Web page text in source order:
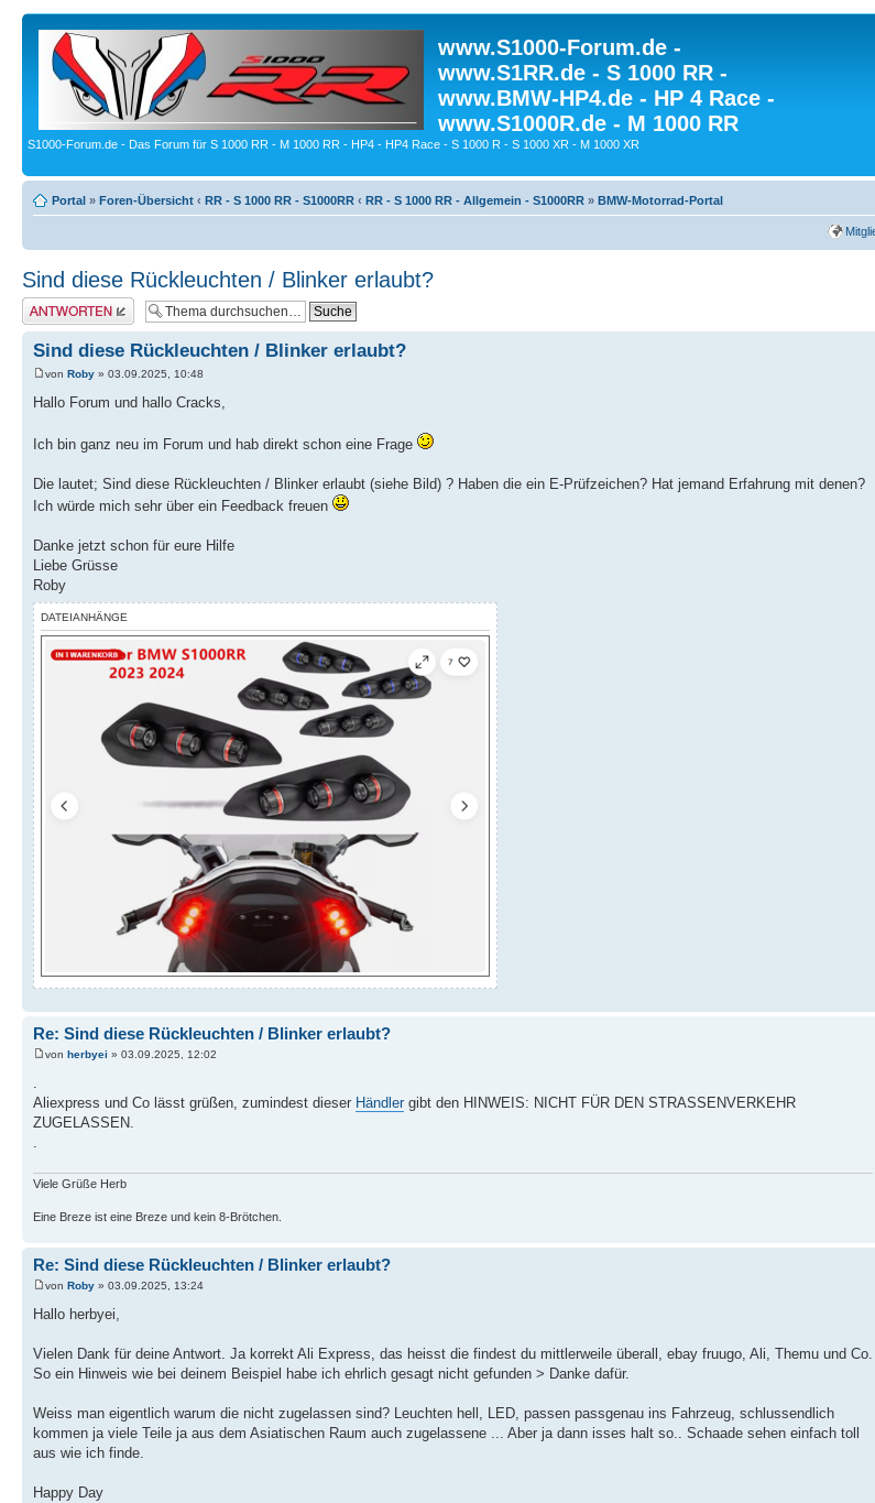
www.S1000-Forum.de -
www.S1RR.de - S 1000 RR -
www.BMW-HP4.de - HP 4 Race -
www.S1000R.de - M 1000 RR
S1000-Forum.de - Das Forum für S 1000 RR - M 1000 RR - HP4 - HP4 Race - S 1000 R - S 1000 XR - M 1000 XR
Portal » Foren-Übersicht ‹ RR - S 1000 RR - S1000RR ‹ RR - S 1000 RR - Allgemein - S1000RR » BMW-Motorrad-Portal
Sind diese Rückleuchten / Blinker erlaubt?
Antwort erstellen
Sind diese Rückleuchten / Blinker erlaubt?
von Roby » 03.09.2025, 10:48
Hallo Forum und hallo Cracks,
Ich bin ganz neu im Forum und hab direkt schon eine Frage
Die lautet; Sind diese Rückleuchten / Blinker erlaubt (siehe Bild) ? Haben die ein E-Prüfzeichen? Hat jemand Erfahrung mit denen?
Ich würde mich sehr über ein Feedback freuen
Danke jetzt schon für eure Hilfe
Liebe Grüsse
Roby
DATEIANHÄNGE
Re: Sind diese Rückleuchten / Blinker erlaubt?
von herbyei » 03.09.2025, 12:02
.
Aliexpress und Co lässt grüßen, zumindest dieser Händler gibt den HINWEIS: NICHT FÜR DEN STRASSENVERKEHR
ZUGELASSEN.
.
Viele Grüße Herb
Eine Breze ist eine Breze und kein 8-Brötchen.
Re: Sind diese Rückleuchten / Blinker erlaubt?
von Roby » 03.09.2025, 13:24
Hallo herbyei,
Vielen Dank für deine Antwort. Ja korrekt Ali Express, das heisst die findest du mittlerweile überall, ebay fruugo, Ali, Themu und Co.
So ein Hinweis wie bei deinem Beispiel habe ich ehrlich gesagt nicht gefunden > Danke dafür.
Weiss man eigentlich warum die nicht zugelassen sind? Leuchten hell, LED, passen passgenau ins Fahrzeug, schlussendlich
kommen ja viele Teile ja aus dem Asiatischen Raum auch zugelassene ... Aber ja dann isses halt so.. Schaade sehen einfach toll
aus wie ich finde.
Happy Day